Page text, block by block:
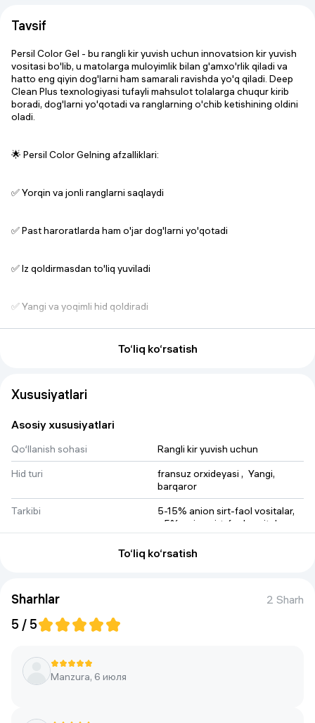
Tavsif
Persil Color Gel - bu rangli kir yuvish uchun innovatsion kir yuvish
vositasi bo'lib, u matolarga muloyimlik bilan g'amxo'rlik qiladi va
hatto eng qiyin dog'larni ham samarali ravishda yo'q qiladi. Deep
Clean Plus texnologiyasi tufayli mahsulot tolalarga chuqur kirib
boradi, dog'larni yo'qotadi va ranglarning o'chib ketishining oldini
oladi.
🌟 Persil Color Gelning afzalliklari:
✅ Yorqin va jonli ranglarni saqlaydi
✅ Past haroratlarda ham o'jar dog'larni yo'qotadi
✅ Iz qoldirmasdan to'liq yuviladi
✅ Yangi va yoqimli hid qoldiradi
Katta sig'im (3,9 litr) tejamkor foydalanish va uzoq muddatli
foydalanishni ta'minlaydi. Persil Color Gel - rangli buyumlarga
To‘liq ko‘rsatish
Xususiyatlari
Asosiy xususiyatlari
Qo‘llanish sohasi
Rangli kir yuvish uchun
Hid turi
fransuz orxideyasi , Yangi,
barqaror
Tarkibi
5-15% anion sirt-faol vositalar,
<5% noion sirt-faol vositalar,
fermentlar, aromatik jamlanma,
Konservantlar: 1,2-
Benzizotiazolinon -3 (2H)-оn,
Turi
To‘liq ko‘rsatish
Sharhlar 2 Sharh
5 / 5
Manzura, 6 июля